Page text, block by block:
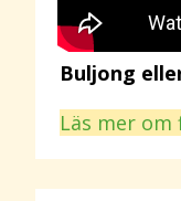
Buljong
Läs mer om